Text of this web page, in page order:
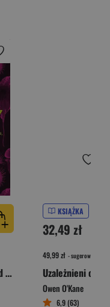
Toksycy. Jak uwolnić się od ludzi, którzy zatruwają ci życie w związku, rodzinie i pracy
KSIĄŻKA
32,49 zł
49,99 zł - sugerowana
Owen O'Kane
6,9 (63)